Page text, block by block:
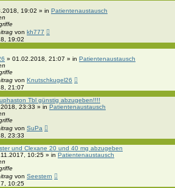
19:02 » in Patientenaustausch
von kh777
19:02
» 01.02.2018, 21:07 » in Patientenaustausch
von Knutschkugel26
21:07
Tbl günstig abzugeben!!!!
23:33 » in Patientenaustausch
von SuPa
23:33
und Clexane 20 und 40 mg abzugeben
10:25 » in Patientenaustausch
von Seestern
10:25